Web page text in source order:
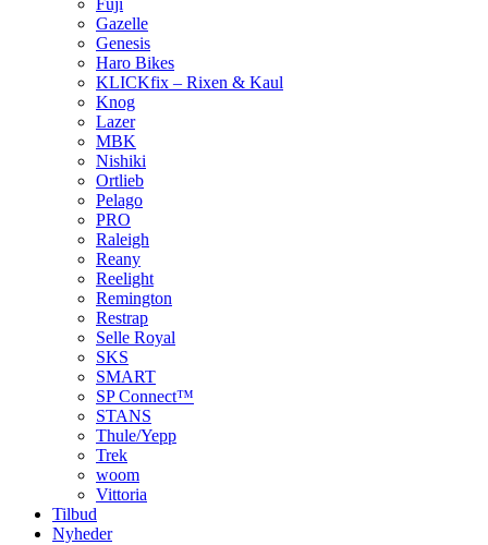
Fuji
Gazelle
Genesis
Haro Bikes
KLICKfix – Rixen & Kaul
Knog
Lazer
MBK
Nishiki
Ortlieb
Pelago
PRO
Raleigh
Reany
Reelight
Remington
Restrap
Selle Royal
SKS
SMART
SP Connect™
STANS
Thule/Yepp
Trek
woom
Vittoria
Tilbud
Nyheder